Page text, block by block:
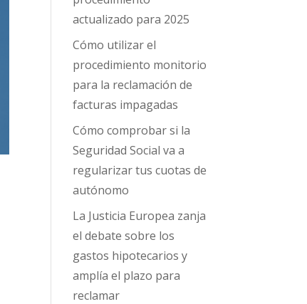
actualizado para 2025
Cómo utilizar el
procedimiento monitorio
para la reclamación de
facturas impagadas
Cómo comprobar si la
Seguridad Social va a
regularizar tus cuotas de
autónomo
La Justicia Europea zanja
el debate sobre los
gastos hipotecarios y
amplía el plazo para
reclamar